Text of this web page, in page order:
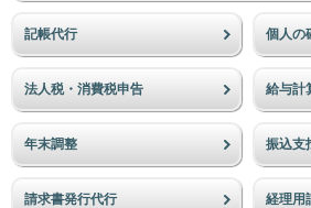
記帳代行 個人の
法人税・消費税申告 給与計
年末調整 振込支
請求書発行代行 経理用